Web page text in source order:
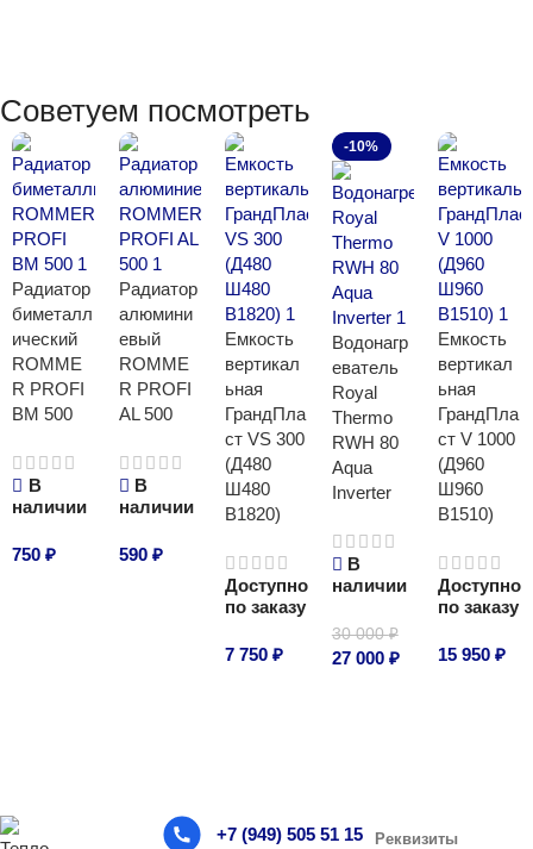
Советуем посмотреть
Радиатор
биметалл
ический
ROMME
R PROFI
BM 500
В
наличии
750 ₽
Радиатор
алюмини
евый
ROMME
R PROFI
AL 500
В
наличии
590 ₽
Емкость
вертикал
ьная
ГрандПла
ст VS 300
(Д480
Ш480
В1820)
Доступно
по заказу
7 750₽
-10%
Водонагр
еватель
Royal
Thermo
RWH 80
Aqua
Inverter
В
наличии
30 000₽
27 000 ₽
Емкость
вертикал
ьная
ГрандПла
ст V 1000
(Д960
Ш960
В1510)
Доступно
по заказу
15 950₽
+7 (949) 505 51 15
Реквизиты